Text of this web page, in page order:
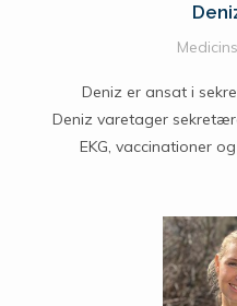
Deniz er ansat i
Deniz varetager
EKG, vaccinationer